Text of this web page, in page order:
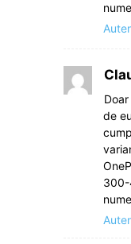
de
300-